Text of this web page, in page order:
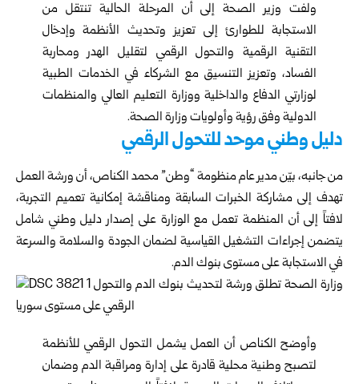
ولفت وزير الصحة إلى أن المرحلة الحالية تنتقل من
الاستجابة للطوارئ إلى تعزيز وتحديث الأنظمة وإدخال
التقنية الرقمية والتحول الرقمي لتقليل الهدر ومحاربة
الفساد، وتعزيز التنسيق مع الشركاء في الخدمات الطبية
لوزارتي الدفاع والداخلية ووزارة التعليم العالي والمنظمات
الدولية وفق رؤية وأولويات وزارة الصحة.
دليل وطني موحد للتحول الرقمي
من جانبه، بيّن مدير عام منظومة “وطن” محمد الكناص، أن ورشة العمل
تهدف إلى مشاركة الخبرات السابقة ومناقشة إمكانية تعميم التجربة،
لافتاً إلى أن المنظمة تعمل مع الوزارة على إصدار دليل وطني شامل
يتضمن إجراءات التشغيل القياسية لضمان الجودة والسلامة والسرعة
في الاستجابة على مستوى بنوك الدم.
وأوضح الكناص أن العمل يشمل التحول الرقمي للأنظمة
لتصبح وطنية محلية قادرة على إدارة ومراقبة الدم وضمان